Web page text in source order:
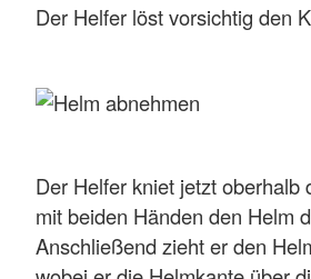
Der Helfer löst vorsichtig den
Der Helfer kniet jetzt oberhalb
mit beiden Händen den Helm
Anschließend zieht er den